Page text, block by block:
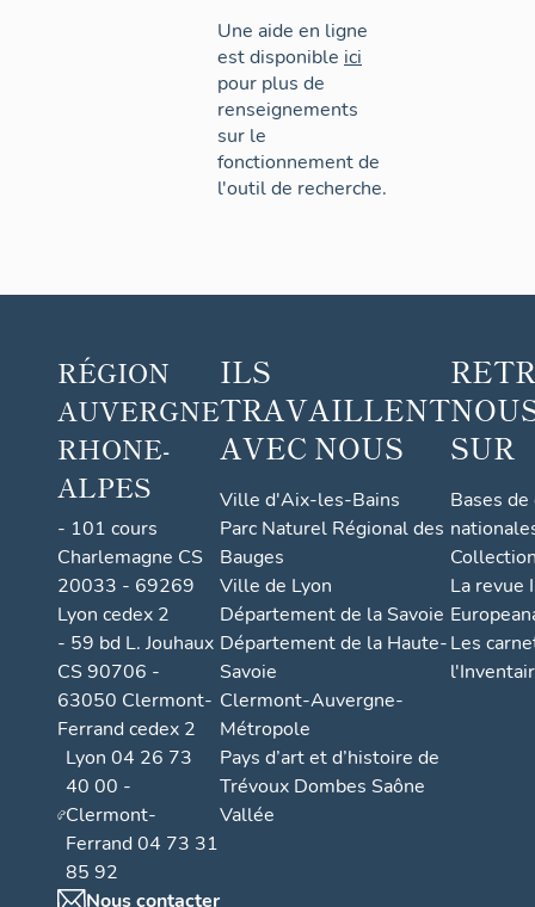
Une aide en ligne
est disponible ici
pour plus de
renseignements
sur le
fonctionnement de
l'outil de recherche.
RÉGION
AUVERGNE
RHONE-
ALPES
- 101 cours
Charlemagne CS
20033 - 69269
Lyon cedex 2
- 59 bd L. Jouhaux
CS 90706 -
63050 Clermont-
Ferrand cedex 2
Lyon 04 26 73
40 00 -
Clermont-
Ferrand 04 73 31
85 92
Nous contacter
ILS
TRAVAILLENT
AVEC NOUS
Ville d'Aix-les-Bains
Parc Naturel Régional des
Bauges
Ville de Lyon
Département de la Savoie
Département de la Haute-
Savoie
Clermont-Auvergne-
Métropole
Pays d’art et d’histoire de
Trévoux Dombes Saône
Vallée
SUR
Bases
La revue
Les